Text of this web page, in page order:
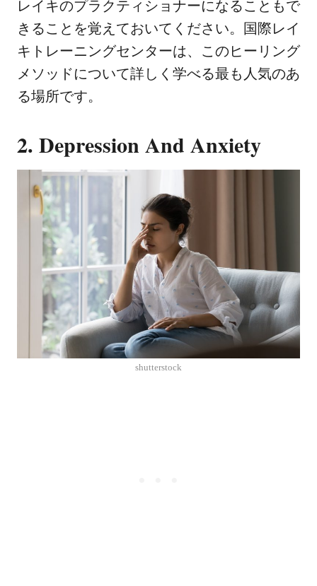
レイキのプラクティショナーになることもで
きることを覚えておいてください。国際レイ
キトレーニングセンターは、このヒーリング
メソッドについて詳しく学べる最も人気のあ
る場所です。
2. Depression And Anxiety
shutterstock